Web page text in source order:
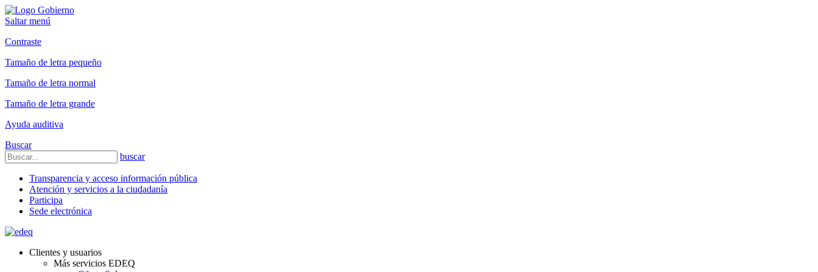
Saltar menú
Contraste
Tamaño de letra pequeño
Tamaño de letra normal
Tamaño de letra grande
Ayuda auditiva
Buscar
buscar
Transparencia y acceso información pública
Atención y servicios a la ciudadanía
Participa
Sede electrónica
Clientes y usuarios
Más servicios EDEQ